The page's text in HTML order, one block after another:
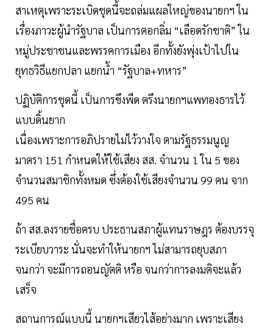
สาเหตุเพราะระเบิดชุดนี้จะถล่มแผลใหญ่ของนายกฯ ใน
เรื่องภาวะผู้นำรัฐบาล เป็นการตอกลิ่ม “เลือดรักชาติ” ใน
หมู่ประชาชนและพรรคการเมือง อีกทั้งยังพุ่งเป้าไปใน
ยุทธวิธีแยกปลา แยกน้ำ “รัฐบาล+ทหาร”
ปฏิบัติการชุดนี้ เป็นการขึงพืด ตรึงนายกฯแพทองธารไว้
แบบดิ้นยาก
เนื่องเพราะการอภิปรายไม่ไว้วางใจ ตามรัฐธรรมนูญ
มาตรา 151 กำหนดให้ใช้เสียง สส. จำนวน 1 ใน 5 ของ
จำนวนสมาชิกทั้งหมด ซึ่งต้องใช้เสียงจำนวน 99 คน จาก
495 คน
ถ้า สส.ลงรายชื่อครบ ประธานสภาผู้แทนราษฎร ต้องบรรจุ
ระเบียบวาระ นั่นจะทำให้นายกฯ ไม่สามารถยุบสภา
จนกว่า จะมีการถอนญัตติ หรือ จนกว่าการลงมติจะแล้ว
เสร็จ
สถานการณ์แบบนี้ นายกฯเสียวไส้อย่างมาก เพราะเสียง